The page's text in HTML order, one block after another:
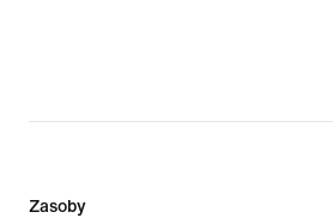
Zasoby